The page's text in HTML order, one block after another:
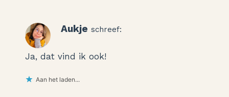
Aukje schreef:
Ja, dat vind ik ook!
Aan het laden...